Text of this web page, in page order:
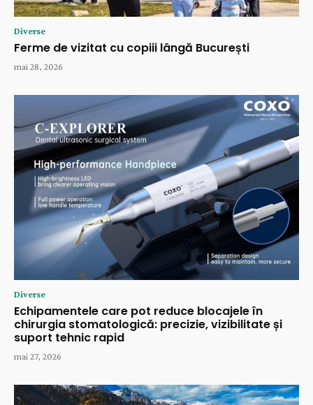
Diverse
Ferme de vizitat cu copiii lângă București
mai 28, 2026
Diverse
Echipamentele care pot reduce blocajele în
chirurgia stomatologică: precizie, vizibilitate și
suport tehnic rapid
mai 27, 2026